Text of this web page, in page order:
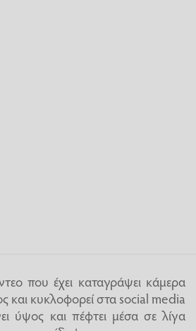
που έχει καταγράψει κάμερα
και κυκλοφορεί στα social media
ύψος και πέφτει μέσα σε λίγα